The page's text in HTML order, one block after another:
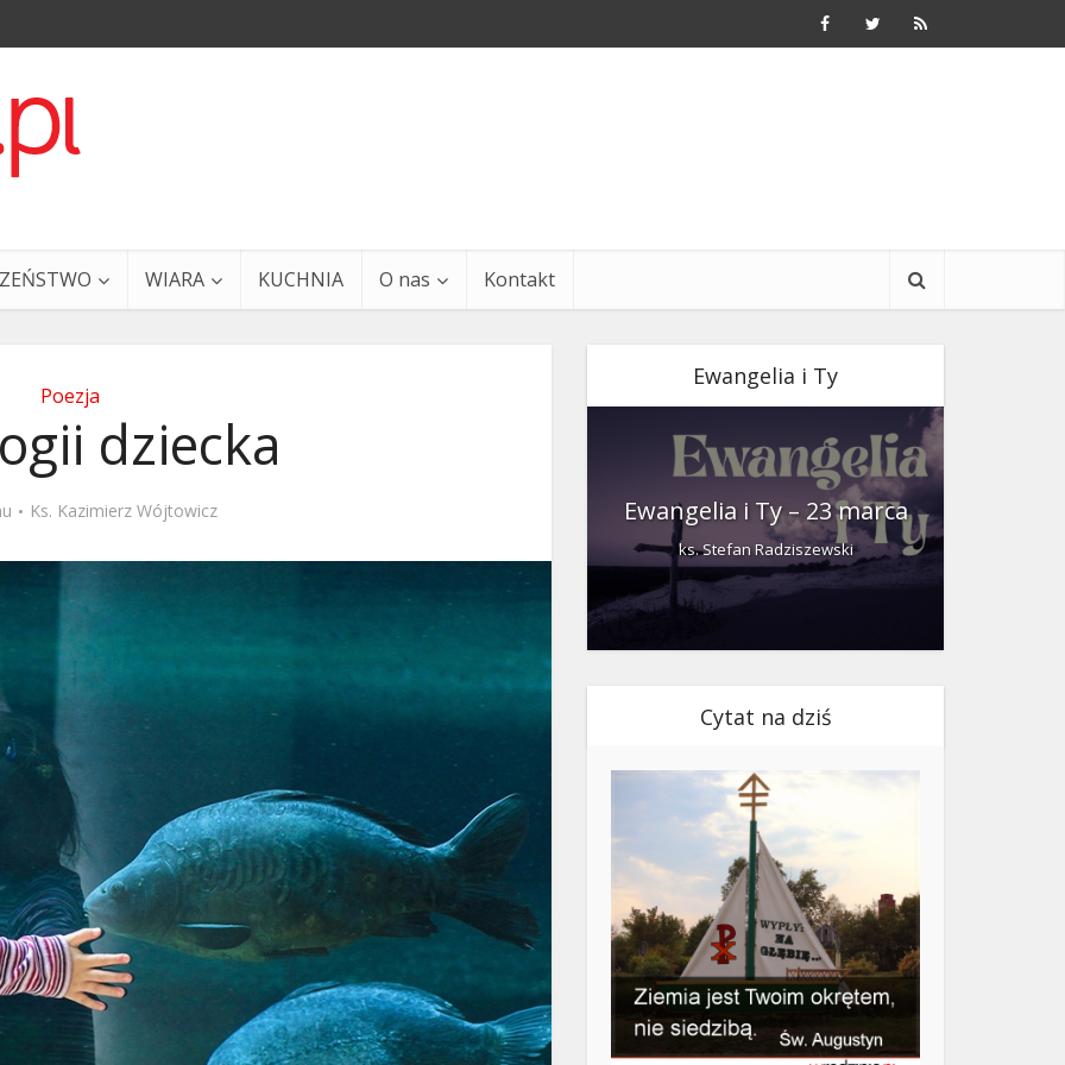
WIARA KUCHNIA O nas Kontakt
Poezja
dziecka
Ks. Kazimierz Wójtowicz
Ewangelia i Ty
i Ty – 29 grudnia Ewangelia i Ty – 23 marca
ks. Stefan Radziszewski
Cytat na dziś